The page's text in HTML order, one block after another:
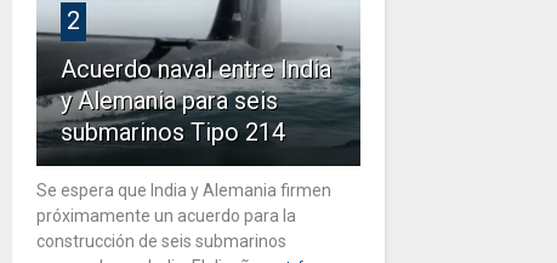
2
Acuerdo naval entre India
y Alemania para seis
submarinos Tipo 214
Se espera que India y Alemania firmen
próximamente un acuerdo para la
construcción de seis submarinos